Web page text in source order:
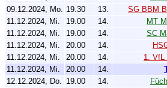
09.12.2024, Mo. 19.30 13. SG BBM
11.12.2024, Mi.
19.00 14. MT
11.12.2024, Mi.
19.00 14. SC
11.12.2024, Mi.
20.00 14.
11.12.2024, Mi.
20.00 14. 1. VfL
11.12.2024, Mi.
20.00 14.
12.12.2024, Do. 19.00 14.